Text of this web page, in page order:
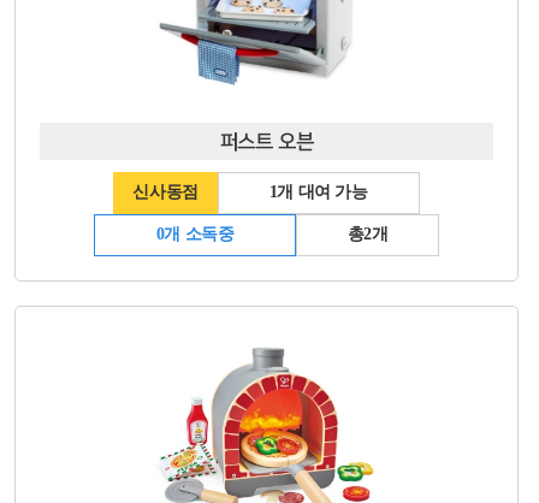
퍼스트 오븐
신사동점 1개 대여 가능
0개 소독중 총2개